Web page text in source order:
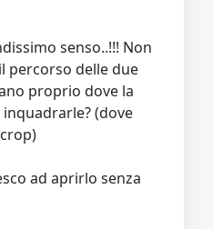
senso..!!! Non
percorso delle due
proprio dove la
(dove
ad aprirlo senza